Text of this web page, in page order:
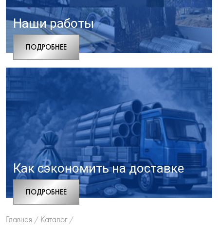
Наши работы
ПОДРОБНЕЕ
Как сэкономить на доставке
ПОДРОБНЕЕ
Главная / Каталог /